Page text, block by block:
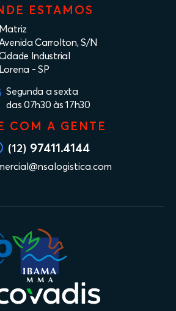
ESTAMOS
Matriz
Carrolton, S/N
Industrial
Lorena - SP
Segunda a sexta
das 07h30 às 17h30
COM A GENTE
(12) 97411.4144